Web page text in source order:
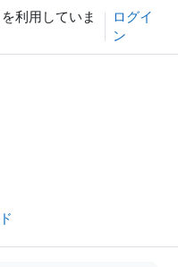
利用していま
ログイ
ン